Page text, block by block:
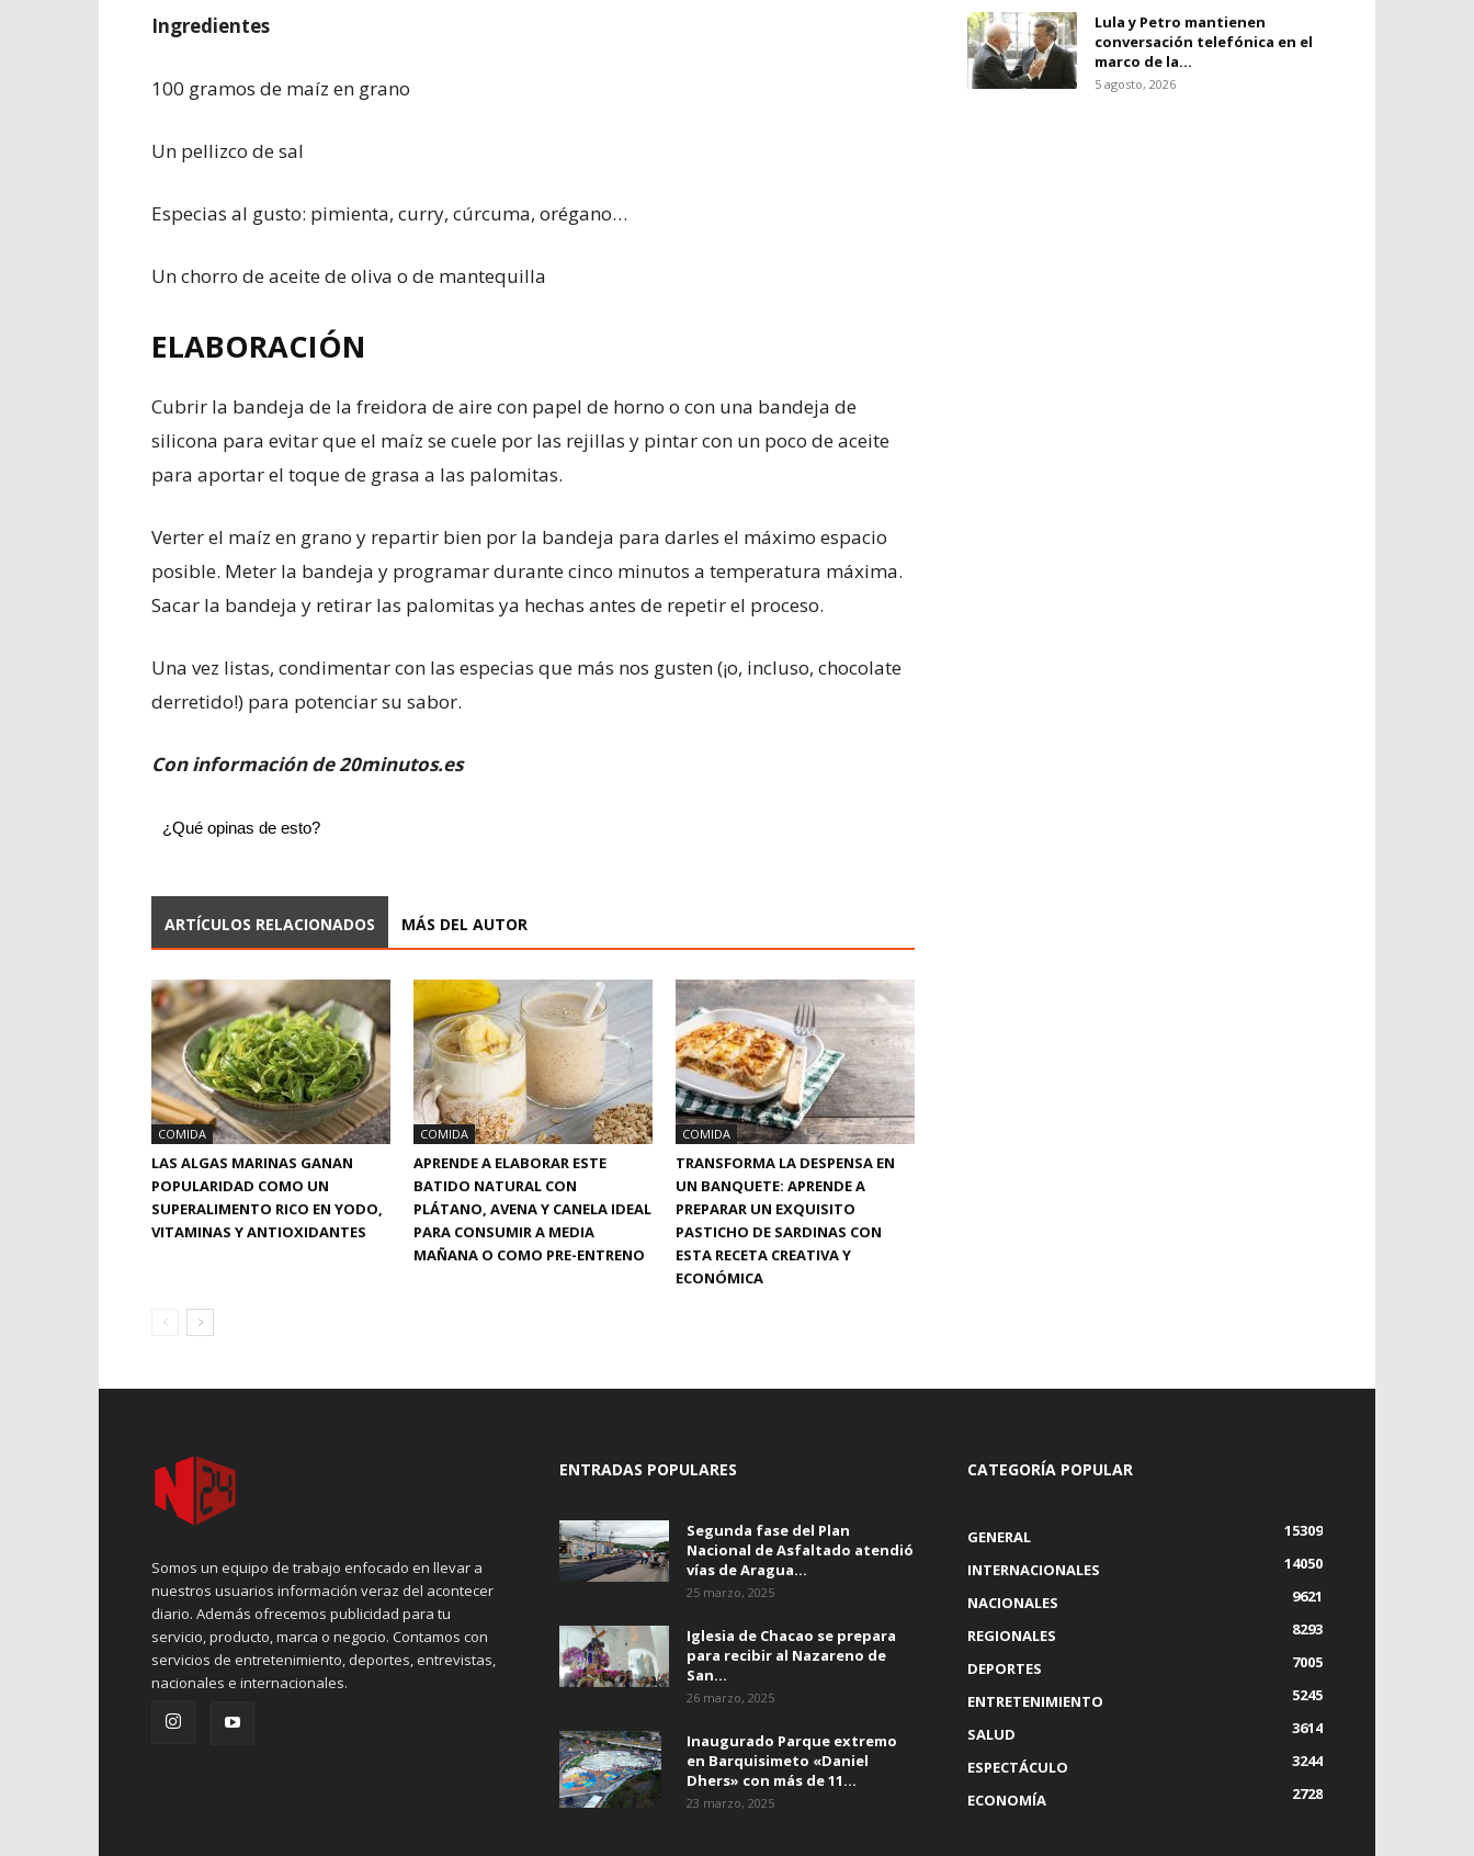
Ingredientes
100 gramos de maíz en grano
Un pellizco de sal
Especias al gusto: pimienta, curry, cúrcuma, orégano…
Un chorro de aceite de oliva o de mantequilla
ELABORACIÓN
Cubrir la bandeja de la freidora de aire con papel de horno o con una bandeja de
silicona para evitar que el maíz se cuele por las rejillas y pintar con un poco de aceite
para aportar el toque de grasa a las palomitas.
Verter el maíz en grano y repartir bien por la bandeja para darles el máximo espacio
posible. Meter la bandeja y programar durante cinco minutos a temperatura máxima.
Sacar la bandeja y retirar las palomitas ya hechas antes de repetir el proceso.
Una vez listas, condimentar con las especias que más nos gusten (¡o, incluso, chocolate
derretido!) para potenciar su sabor.
Con información de 20minutos.es
¿Qué opinas de esto?
ARTÍCULOS RELACIONADOS MÁS DEL AUTOR
COMIDA
LAS ALGAS MARINAS GANAN
POPULARIDAD COMO UN
SUPERALIMENTO RICO EN YODO,
VITAMINAS Y ANTIOXIDANTES
COMIDA
APRENDE A ELABORAR ESTE
BATIDO NATURAL CON
PLÁTANO, AVENA Y CANELA IDEAL
PARA CONSUMIR A MEDIA
MAÑANA O COMO PRE-ENTRENO
COMIDA
TRANSFORMA LA DESPENSA EN
UN BANQUETE: APRENDE A
PREPARAR UN EXQUISITO
PASTICHO DE SARDINAS CON
ESTA RECETA CREATIVA Y
ECONÓMICA
Lula y Petro mantienen
conversación telefónica en el
marco de la...
5 agosto, 2026
Somos un equipo de trabajo enfocado en llevar a
nuestros usuarios información veraz del acontecer
diario. Además ofrecemos publicidad para tu
servicio, producto, marca o negocio. Contamos con
servicios de entretenimiento, deportes, entrevistas,
nacionales e internacionales.
ENTRADAS POPULARES
Segunda fase del Plan
Nacional de Asfaltado atendió
vías de Aragua...
25 marzo, 2025
Iglesia de Chacao se prepara
para recibir al Nazareno de
San...
26 marzo, 2025
Inaugurado Parque extremo
en Barquisimeto «Daniel
Dhers» con más de 11...
23 marzo, 2025
CATEGORÍA POPULAR
GENERAL
15309
INTERNACIONALES
14050
NACIONALES
9621
REGIONALES
8293
DEPORTES
7005
ENTRETENIMIENTO
5245
SALUD
3614
ESPECTÁCULO
3244
ECONOMÍA
2728